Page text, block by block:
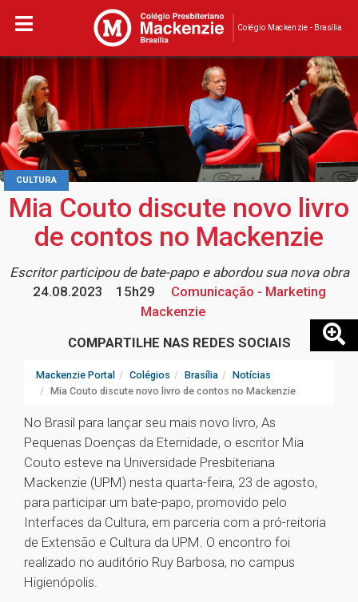
Colégio Mackenzie - Brasília
CULTURA
Mia Couto discute novo livro
de contos no Mackenzie
Escritor participou de bate-papo e abordou sua nova obra
24.08.2023
15h29
Comunicação - Marketing
Mackenzie
COMPARTILHE NAS REDES SOCIAIS
Mackenzie Portal Colégios Brasília
Notícias
Mia Couto discute novo livro de contos no Mackenzie
No Brasil para lançar seu mais novo livro, As
Pequenas Doenças da Eternidade, o escritor Mia
Couto esteve na Universidade Presbiteriana
Mackenzie (UPM) nesta quarta-feira, 23 de agosto,
para participar um bate-papo, promovido pelo
Interfaces da Cultura, em parceria com a pró-reitoria
de Extensão e Cultura da UPM. O encontro foi
realizado no auditório Ruy Barbosa, no campus
Higienópolis.